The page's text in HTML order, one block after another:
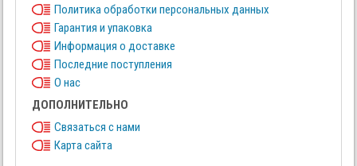
Политика обработки персональных данных
Гарантия и упаковка
Информация о доставке
Последние поступления
О нас
ДОПОЛНИТЕЛЬНО
Связаться с нами
Карта сайта